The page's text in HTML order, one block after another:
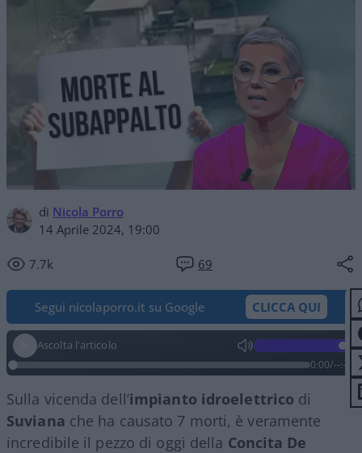
di Nicola Porro
14 Aprile 2024, 19:00
7.7k 69
Segui nicolaporro.it su Google CLICCA QUI
Ascolta l'articolo
0:00/--:--
Sulla vicenda dell’impianto idroelettrico di
Suviana che ha causato 7 morti, è veramente
incredibile il pezzo di oggi della Concita De